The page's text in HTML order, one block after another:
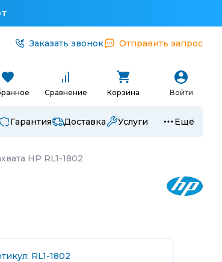
Заказать звонок Отправить запрос
Сравнение Корзина Войти
Гарантия Доставка Услуги Ещё
HP RL1-1802
RL1-1802